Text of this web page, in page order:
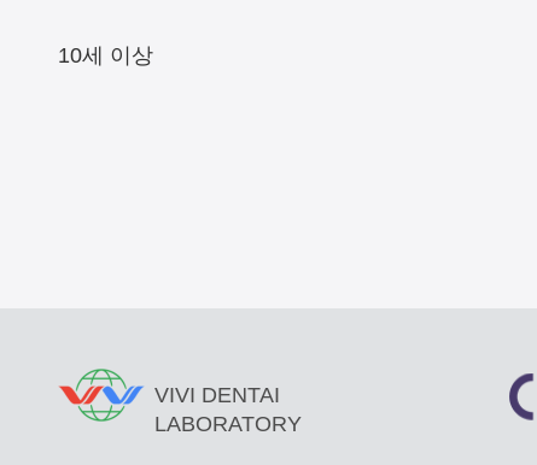
10세 이상
VIVI DENTAI
LABORATORY